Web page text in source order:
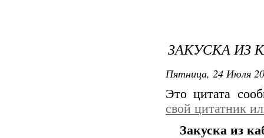
ЗАКУСКА ИЗ
Пятница, 24 Июля
Это цитата
свой цитатник
Закуска из